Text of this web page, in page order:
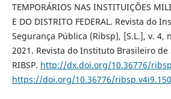
TEMPORÁRIOS NAS INSTITUIÇÕES
E DO DISTRITO FEDERAL. Revista do
Segurança Pública (Ribsp), [S.L.], v. 4,
2021. Revista do Instituto Brasileiro de
RIBSP. http://dx.doi.org/10.36776/
https://doi.org/10.36776/ribsp.v4i9.150